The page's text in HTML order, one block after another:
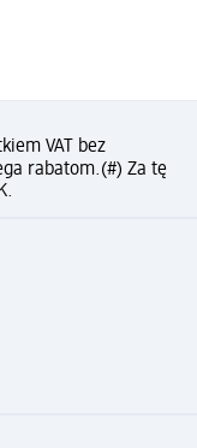
VAT bez
rabatom.(#) Za tę